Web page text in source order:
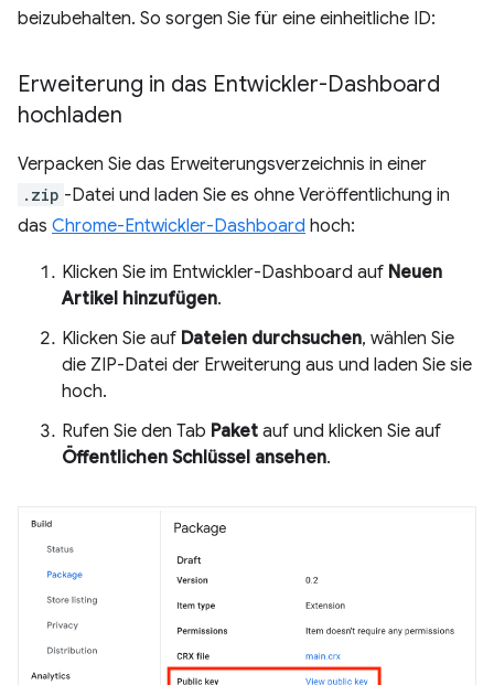
beizubehalten. So sorgen Sie für eine einheitliche ID:
Erweiterung in das Entwickler-Dashboard
hochladen
Verpacken Sie das Erweiterungsverzeichnis in einer
.zip -Datei und laden Sie es ohne Veröffentlichung in
das Chrome-Entwickler-Dashboard hoch:
Klicken Sie im Entwickler-Dashboard auf Neuen
Artikel hinzufügen.
Klicken Sie auf Dateien durchsuchen, wählen Sie
die ZIP-Datei der Erweiterung aus und laden Sie sie
hoch.
Rufen Sie den Tab Paket auf und klicken Sie auf
Öffentlichen Schlüssel ansehen.